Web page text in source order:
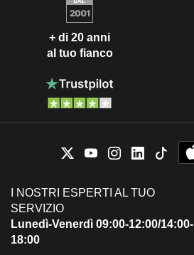
+ di 20 anni
al tuo fianco
I NOSTRI ESPERTI AL TUO
SERVIZIO
Lunedì-Venerdì 09:00-12:00/14:00-
18:00